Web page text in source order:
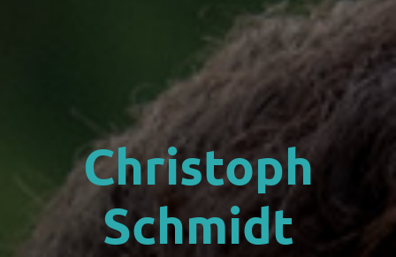
Christoph
Schmidt